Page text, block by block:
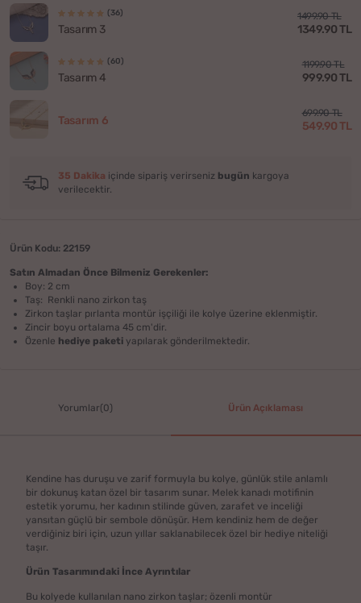
(36)
Tasarım 3
1499.90 TL
1349.90 TL
(60)
Tasarım 4
1199.90 TL
999.90 TL
Tasarım 6
699.90 TL
549.90 TL
35 Dakika içinde sipariş verirseniz bugün kargoya
verilecektir.
Ürün Kodu: 22159
Satın Almadan Önce Bilmeniz Gerekenler:
Boy: 2 cm
Taş: Renkli nano zirkon taş
Zirkon taşlar pırlanta montür işçiliği ile kolye üzerine eklenmiştir.
Zincir boyu ortalama 45 cm'dir.
Özenle hediye paketi yapılarak gönderilmektedir.
Yorumlar(0) Ürün Açıklaması
Kendine has duruşu ve zarif formuyla bu kolye, günlük stile anlamlı
bir dokunuş katan özel bir tasarım sunar. Melek kanadı motifinin
estetik yorumu, her kadının stilinde güven, zarafet ve inceliği
yansıtan güçlü bir sembole dönüşür. Hem kendiniz hem de değer
verdiğiniz biri için, uzun yıllar saklanabilecek özel bir hediye niteliği
taşır.
Ürün Tasarımındaki İnce Ayrıntılar
Bu kolyede kullanılan nano zirkon taşlar; özenli montür